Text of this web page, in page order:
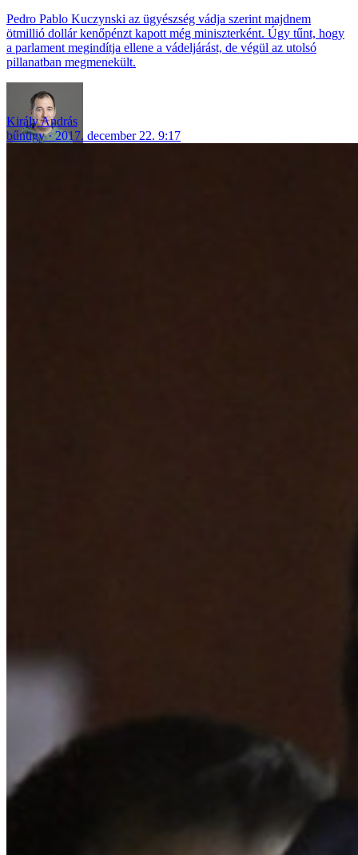
Pedro Pablo Kuczynski az ügyészség vádja szerint majdnem
ötmillió dollár kenőpénzt kapott még miniszterként. Úgy tűnt, hogy
a parlament megindítja ellene a vádeljárást, de végül az utolsó
pillanatban megmenekült.
Király András
bűnügy
2017. december 22. 9:17